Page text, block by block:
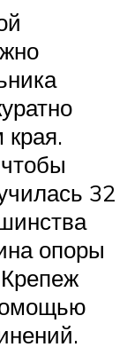
края.
32
опоры